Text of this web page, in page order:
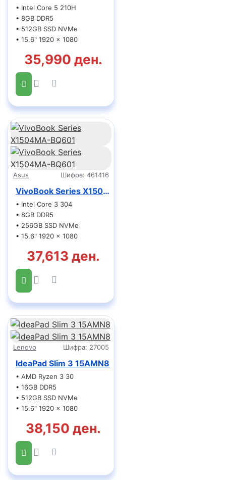
• Intel Core 5 210H
• 8GB DDR5
• 512GB SSD NVMe
• 15.6" 1920 x 1080
35,990 ден.
Asus Шифра: 461416
VivoBook Series X1504MA-BQ601
• Intel Core 3 304
• 8GB DDR5
• 256GB SSD NVMe
• 15.6" 1920 x 1080
37,613 ден.
Lenovo Шифра: 27005
IdeaPad Slim 3 15AMN8
• AMD Ryzen 3 30
• 16GB DDR5
• 512GB SSD NVMe
• 15.6" 1920 x 1080
38,150 ден.